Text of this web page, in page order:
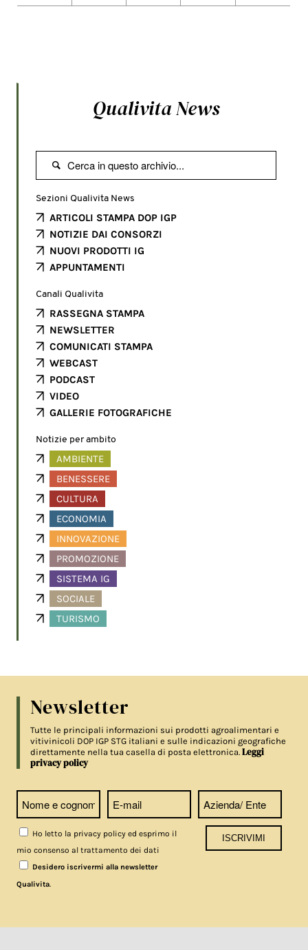
Qualivita News

Sezioni Qualivita News
ARTICOLI STAMPA DOP IGP
NOTIZIE DAI CONSORZI
NUOVI PRODOTTI IG
APPUNTAMENTI
Canali Qualivita
RASSEGNA STAMPA
NEWSLETTER
COMUNICATI STAMPA
WEBCAST
PODCAST
VIDEO
GALLERIE FOTOGRAFICHE
Notizie per ambito
AMBIENTE
BENESSERE
CULTURA
ECONOMIA
INNOVAZIONE
PROMOZIONE
SISTEMA IG
SOCIALE
TURISMO
Newsletter
Tutte le principali informazioni sui prodotti agroalimentari e
vitivinicoli DOP IGP STG italiani e sulle indicazioni geografiche
direttamente nella tua casella di posta elettronica.Leggi
privacy policy
Ho letto la privacy policy ed esprimo il
mio consenso al trattamento dei dati
Desidero iscrivermi alla newsletter
Qualivita.